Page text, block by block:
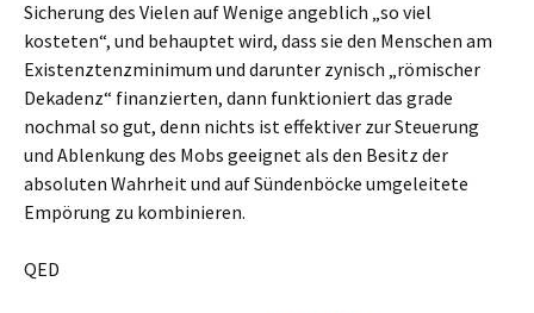
Sicherung des Vielen auf Wenige angeblich „so viel
kosteten“, und behauptet wird, dass sie den Menschen am
Existenztenzminimum und darunter zynisch „römischer
Dekadenz“ finanzierten, dann funktioniert das grade
nochmal so gut, denn nichts ist effektiver zur Steuerung
und Ablenkung des Mobs geeignet als den Besitz der
absoluten Wahrheit und auf Sündenböcke umgeleitete
Empörung zu kombinieren.
QED